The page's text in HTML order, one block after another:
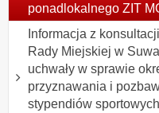
ponadlokalnego ZIT
Informacja z
Rady Miejskiej w
uchwały w sprawie
przyznawania i
stypendiów